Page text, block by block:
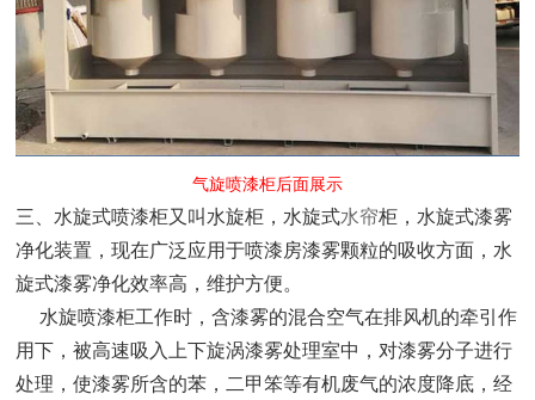
气旋喷漆柜后面展示
三、水旋式喷漆柜又叫水旋柜，水旋式水帘柜，水旋式漆雾
净化装置，现在广泛应用于喷漆房漆雾颗粒的吸收方面，水
旋式漆雾净化效率高，维护方便。
水旋喷漆柜工作时，含漆雾的混合空气在排风机的牵引作
用下，被高速吸入上下旋涡漆雾处理室中，对漆雾分子进行
处理，使漆雾所含的苯，二甲笨等有机废气的浓度降底，经